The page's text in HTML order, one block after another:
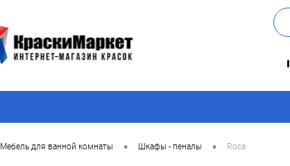
Мебель для ванной комнаты • Шкафы - пеналы • Roca